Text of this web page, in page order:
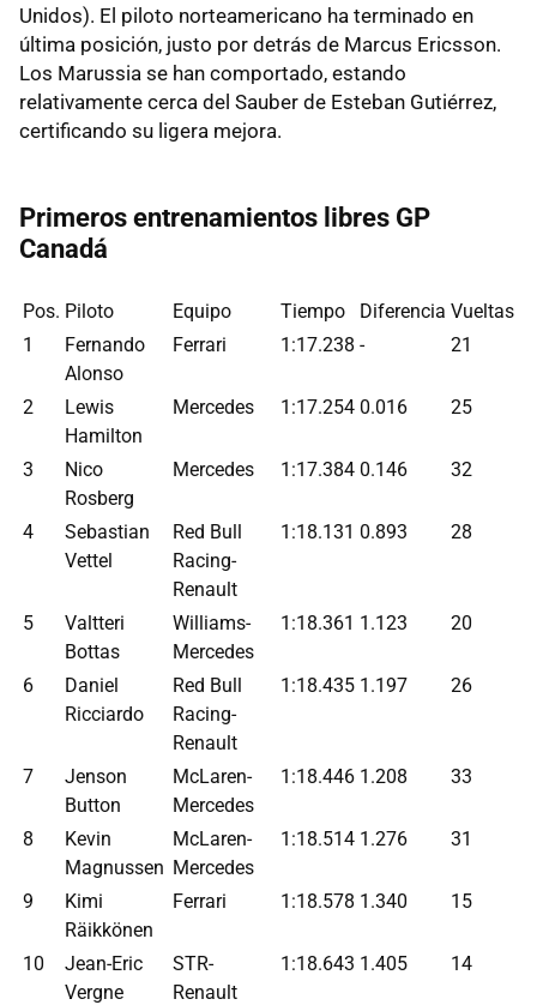
Unidos). El piloto norteamericano ha terminado en
última posición, justo por detrás de Marcus Ericsson.
Los Marussia se han comportado, estando
relativamente cerca del Sauber de Esteban Gutiérrez,
certificando su ligera mejora.
Primeros entrenamientos libres GP
Canadá
Pos. Piloto Equipo Tiempo Diferencia Vueltas
1
Fernando
Alonso
Ferrari 1:17.238 - 21
2
Lewis
Hamilton
Mercedes 1:17.254 0.016 25
3
Nico
Rosberg
Mercedes 1:17.384 0.146 32
4
Sebastian
Vettel
Red Bull
Racing-
Renault
1:18.131 0.893 28
5
Valtteri
Bottas
Williams-
Mercedes
1:18.361 1.123 20
6
Daniel
Ricciardo
Red Bull
Racing-
Renault
1:18.435 1.197 26
7
Jenson
Button
McLaren-
Mercedes
1:18.446 1.208 33
8
Kevin
Magnussen
McLaren-
Mercedes
1:18.514 1.276 31
9
Kimi
Räikkönen
Ferrari 1:18.578 1.340 15
10
Jean-Eric
Vergne
STR-
Renault
1:18.643 1.405 14